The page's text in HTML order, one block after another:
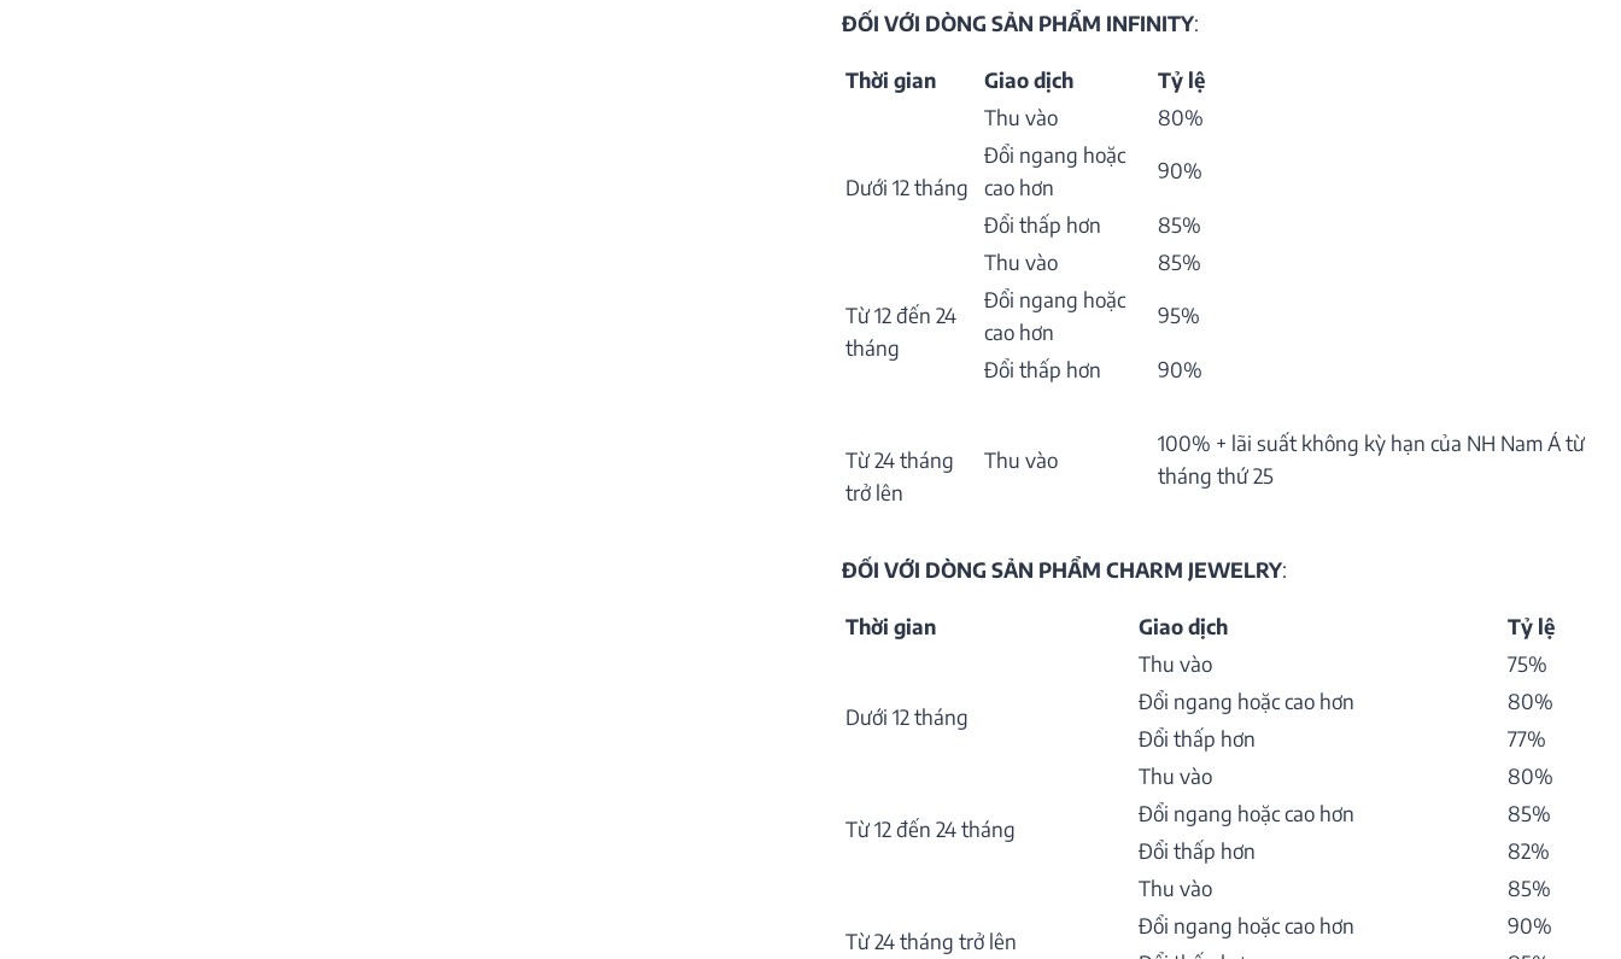
ĐỐI VỚI DÒNG SẢN PHẨM INFINITY:
Thời gian Giao dịch Tỷ lệ
Dưới 12 tháng
Thu vào
80%
Đổi ngang hoặc
cao hơn
90%
Đổi thấp hơn 85%
Từ 12 đến 24
tháng
Thu vào
85%
Đổi ngang hoặc
cao hơn
95%
Đổi thấp hơn 90%
Từ 24 tháng
trở lên
Thu vào
100% + lãi suất không kỳ hạn của NH Nam Á từ
tháng thứ 25
ĐỐI VỚI DÒNG SẢN PHẨM CHARM JEWELRY:
Thời gian Giao dịch Tỷ lệ
Dưới 12 tháng
Thu vào
75%
Đổi ngang hoặc cao hơn
80%
Đổi thấp hơn
77%
Từ 12 đến 24 tháng
Thu vào
80%
Đổi ngang hoặc cao hơn
85%
Đổi thấp hơn
82%
Từ 24 tháng trở lên
Thu vào
85%
Đổi ngang hoặc cao hơn
90%